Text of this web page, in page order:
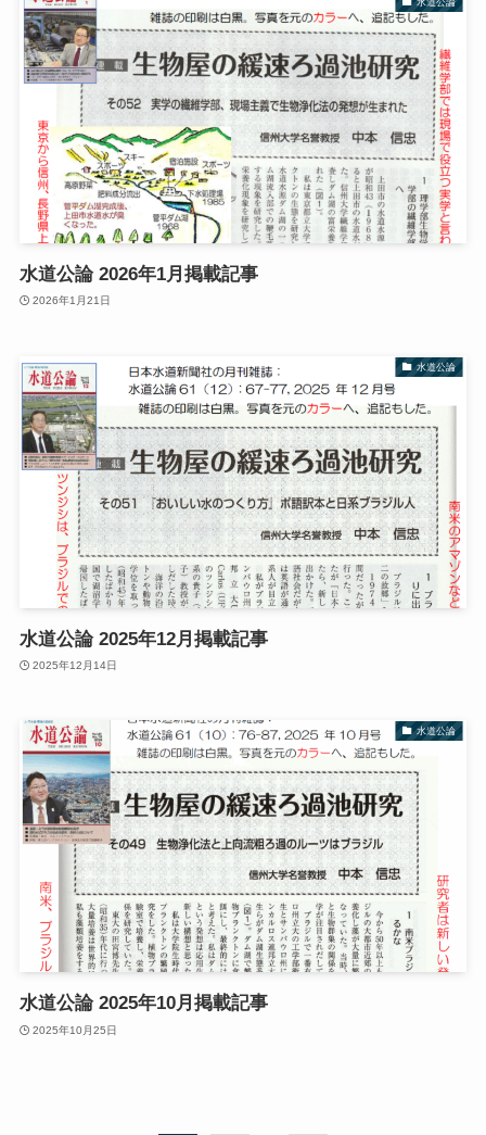
水道公論 2026年1月掲載記事
2026年1月21日
水道公論
水道公論 2025年12月掲載記事
2025年12月14日
水道公論
水道公論 2025年10月掲載記事
2025年10月25日